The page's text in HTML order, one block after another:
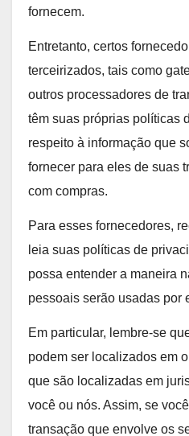
fornecem.
Entretanto, certos
terceirizados, tais como
outros processadores de
têm suas próprias políticas
respeito à informação que
fornecer para eles de suas
com compras.
Para esses fornecedores,
leia suas políticas de
possa entender a maneira
pessoais serão usadas por
Em particular, lembre-se
podem ser localizados em
que são localizadas em
você ou nós. Assim, se
transação que envolve os